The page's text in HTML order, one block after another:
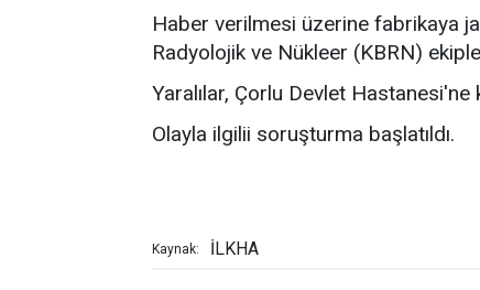
Haber verilmesi üzerine fabrikaya
Radyolojik ve Nükleer (KBRN)
Yaralılar, Çorlu Devlet Hastanesi'ne
Olayla ilgilii soruşturma başlatıldı.
Kaynak: İLKHA